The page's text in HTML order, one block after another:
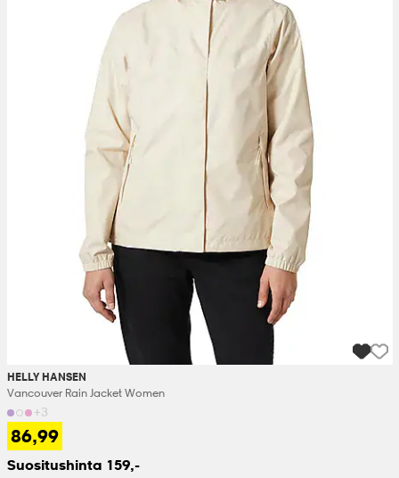
HELLY HANSEN
Vancouver Rain Jacket Women
+3
86,99
Suositushinta 159,-